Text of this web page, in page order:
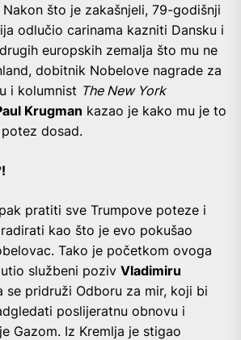
Nakon što je zakašnjeli, 79-godišnji
odlučio carinama kazniti Dansku i
europskih zemalja što mu ne
dobitnik Nobelove nagrade za
i kolumnist The New York
Krugman kazao je kako mu je to
dosad.
pratiti sve Trumpove poteze i
kao što je evo pokušao
Tako je početkom ovoga
službeni poziv Vladimiru
se pridruži Odboru za mir, koji bi
poslijeratnu obnovu i
Gazom. Iz Kremlja je stigao